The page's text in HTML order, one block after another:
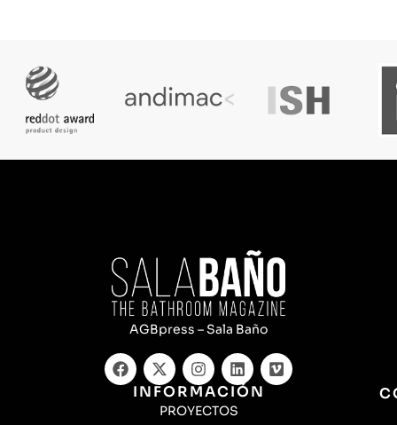
AGBpress – Sala Baño
INFORMACIÓN
PROYECTOS